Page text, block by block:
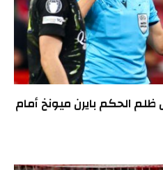
الحكم بايرن ميونخ أمام